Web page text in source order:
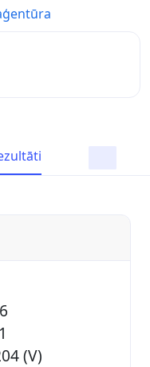
(V)